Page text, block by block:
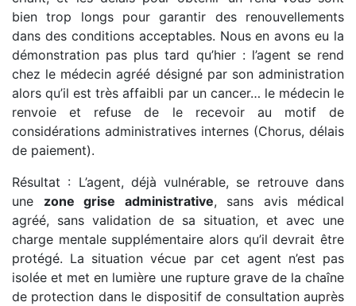
bien trop longs pour garantir des renouvellements
dans des conditions acceptables. Nous en avons eu la
démonstration pas plus tard qu’hier : l’agent se rend
chez le médecin agréé désigné par son administration
alors qu’il est très affaibli par un cancer… le médecin le
renvoie et refuse de le recevoir au motif de
considérations administratives internes (Chorus, délais
de paiement).
Résultat : L’agent, déjà vulnérable, se retrouve dans
une zone grise administrative, sans avis médical
agréé, sans validation de sa situation, et avec une
charge mentale supplémentaire alors qu’il devrait être
protégé. La situation vécue par cet agent n’est pas
isolée et met en lumière une rupture grave de la chaîne
de protection dans le dispositif de consultation auprès